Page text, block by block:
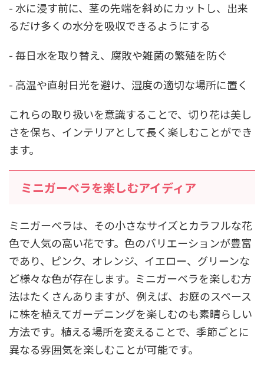
- 水に浸す前に、茎の先端を斜めにカットし、出来
るだけ多くの水分を吸収できるようにする
- 毎日水を取り替え、腐敗や雑菌の繁殖を防ぐ
- 高温や直射日光を避け、湿度の適切な場所に置く
これらの取り扱いを意識することで、切り花は美し
さを保ち、インテリアとして長く楽しむことができ
ます。
ミニガーベラを楽しむアイディア
ミニガーベラは、その小さなサイズとカラフルな花
色で人気の高い花です。色のバリエーションが豊富
であり、ピンク、オレンジ、イエロー、グリーンな
ど様々な色が存在します。ミニガーベラを楽しむ方
法はたくさんありますが、例えば、お庭のスペース
に株を植えてガーデニングを楽しむのも素晴らしい
方法です。植える場所を変えることで、季節ごとに
異なる雰囲気を楽しむことが可能です。